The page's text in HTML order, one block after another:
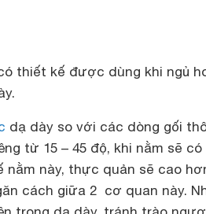
thiết kế được dùng khi ngủ
dạ dày so với các dòng gối
từ 15 – 45 độ, khi nằm sẽ
này, thực quản sẽ cao
cách giữa 2 cơ quan này.